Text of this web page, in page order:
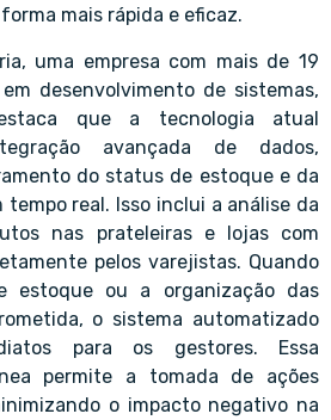
mais rápida e eficaz.
uma empresa com mais de 19
desenvolvimento de sistemas,
que a tecnologia atual
avançada de dados,
do status de estoque e da
tempo real. Isso inclui a análise da
nas prateleiras e lojas com
pelos varejistas. Quando
estoque ou a organização das
o sistema automatizado
para os gestores. Essa
permite a tomada de ações
o impacto negativo na